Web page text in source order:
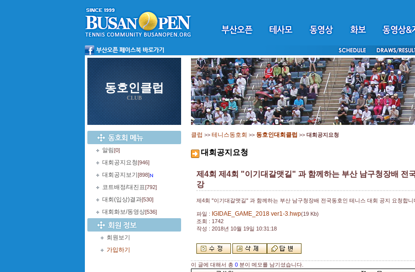
동호인클럽
CLUB
알림[0]
대회공지요청[946]
대회공지보기 [898]
코트배정/대진표[792]
대회(입상)결과[530]
대회화보/동영상[536]
회원보기
가입하기
클럽 >> 테니스동호회 >> 동호인대회클럽 >> 대회공지요청
대회공지요청
제4회 제4회 "이기대갈맷길" 과 함께하는 부산 남구청장배 전
강
제4회 "이기대갈맷길" 과 함께하는 부산 남구청장배 전국동호인 테니스 대회 공지 요청합니
파일 : IGIDAE_GAME_2018 ver1-3.hwp(19 Kb)
조회 : 1742
작성 : 2018년 10월 19일 10:31:18
이 글에 대해서 총 0 분이 메모를 남기셨습니다.